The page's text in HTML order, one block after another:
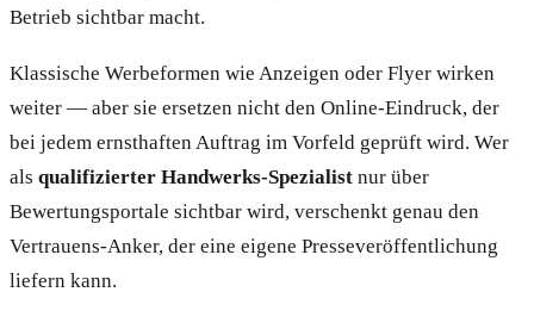
Betrieb sichtbar macht.
Klassische Werbeformen wie Anzeigen oder Flyer wirken
weiter — aber sie ersetzen nicht den Online-Eindruck, der
bei jedem ernsthaften Auftrag im Vorfeld geprüft wird. Wer
als qualifizierter Handwerks-Spezialist nur über
Bewertungsportale sichtbar wird, verschenkt genau den
Vertrauens-Anker, der eine eigene Presseveröffentlichung
liefern kann.